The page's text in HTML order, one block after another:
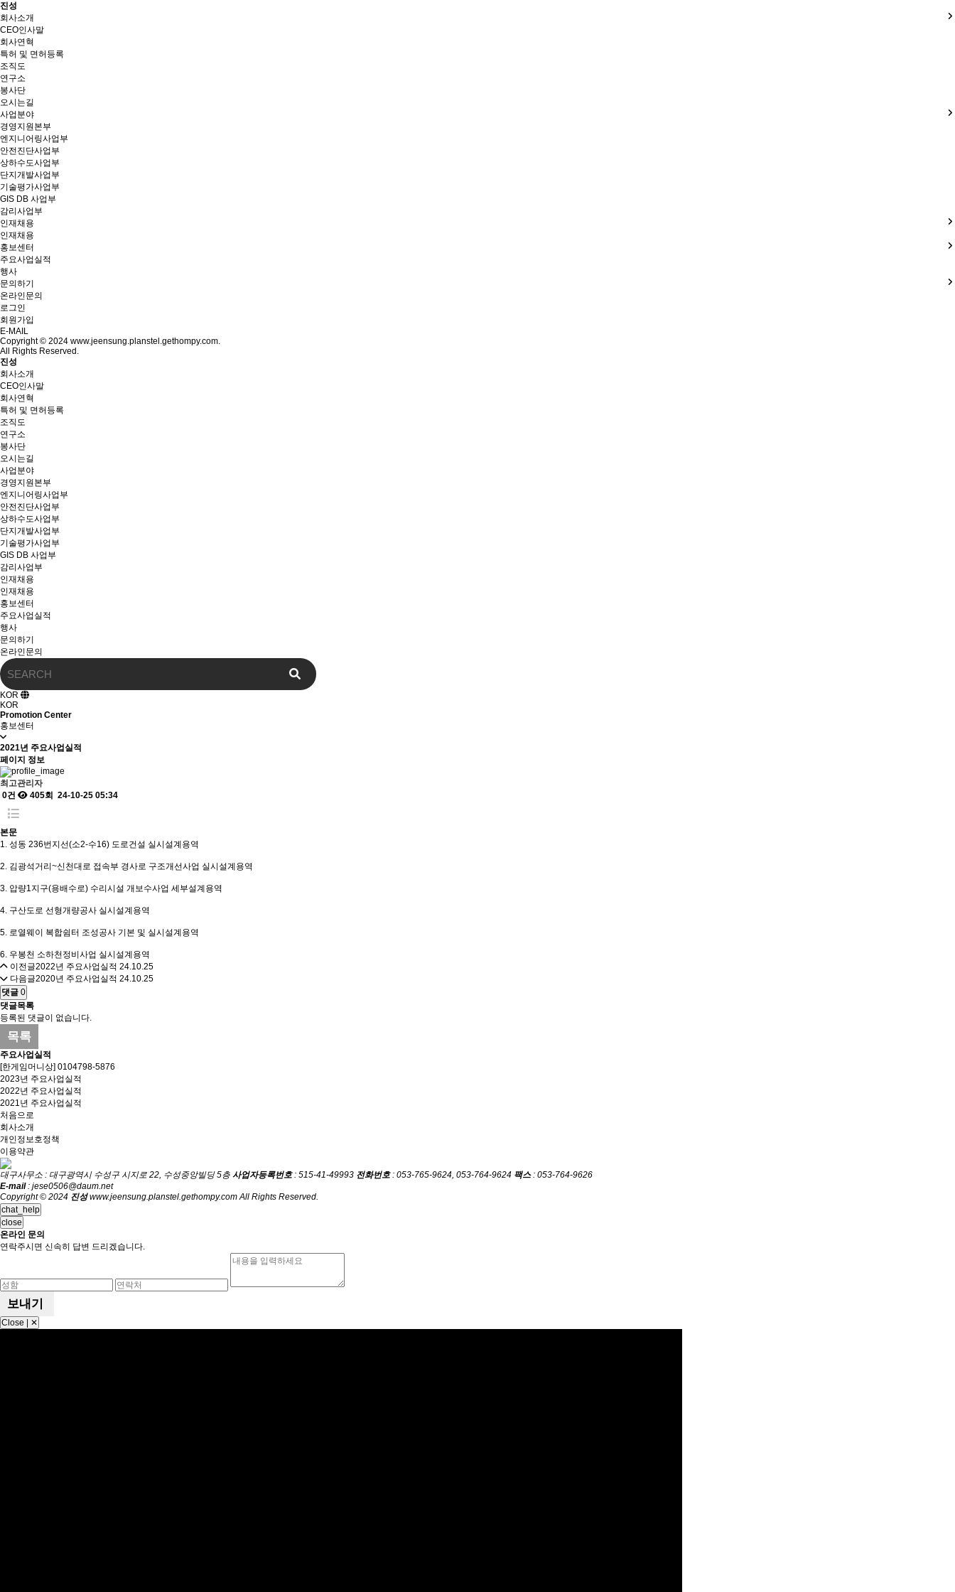
진성
회사소개
CEO인사말
회사연혁
특허 및 면허등록
조직도
연구소
봉사단
오시는길
사업분야
경영지원본부
엔지니어링사업부
안전진단사업부
상하수도사업부
단지개발사업부
기술평가사업부
GIS DB 사업부
감리사업부
인재채용
인재채용
홍보센터
주요사업실적
행사
문의하기
온라인문의
로그인
회원가입
E-MAIL
Copyright © 2024 www.jeensung.planstel.gethompy.com.
All Rights Reserved.
진성
회사소개
CEO인사말
회사연혁
특허 및 면허등록
조직도
연구소
봉사단
오시는길
사업분야
경영지원본부
엔지니어링사업부
안전진단사업부
상하수도사업부
단지개발사업부
기술평가사업부
GIS DB 사업부
감리사업부
인재채용
인재채용
홍보센터
주요사업실적
행사
문의하기
온라인문의
KOR
KOR
Promotion Center
홍보센터
2021년 주요사업실적
페이지 정보
최고관리자
0건
405회 24-10-25 05:34
본문
1. 성동 236번지선(소2-수16) 도로건설 실시설계용역
2. 김광석거리~신천대로 접속부 경사로 구조개선사업 실시설계용역
3. 압량1지구(용배수로) 수리시설 개보수사업 세부설계용역
4. 구산도로 선형개량공사 실시설계용역
5. 로열웨이 복합쉼터 조성공사 기본 및 실시설계용역
6. 우봉천 소하천정비사업 실시설계용역
이전글2022년 주요사업실적 24.10.25
다음글2020년 주요사업실적 24.10.25
댓글 0
댓글목록
등록된 댓글이 없습니다.
목록
주요사업실적
[한게임머니상] 0104798-5876
2023년 주요사업실적
2022년 주요사업실적
2021년 주요사업실적
처음으로
회사소개
개인정보호정책
이용약관
대구사무소 : 대구광역시 수성구 시지로 22, 수성중앙빌딩 5층 사업자등록번호: 515-41-49993 전화번호: 053-765-9624, 053-764-9624 팩스: 053-764-9626
E-mail: jese0506@daum.net
Copyright © 2024 진성www.jeensung.planstel.gethompy.com All Rights Reserved.
chat_help
close
온라인 문의
연락주시면 신속히 답변 드리겠습니다.
Close | ✕